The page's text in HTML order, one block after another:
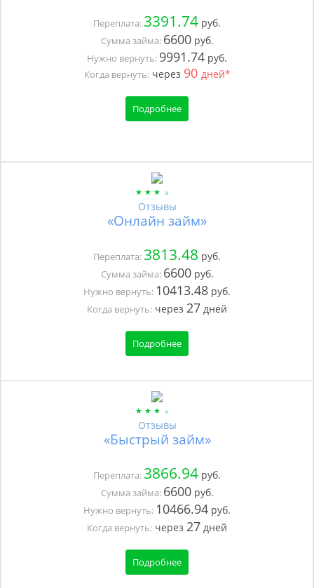
Переплата: 3391.74 руб.
Сумма займа: 6600руб.
Нужно вернуть: 9991.74 руб.
Когда вернуть:через 90 дней*
Подробнее
Отзывы
«Онлайн займ»
Переплата: 3813.48 руб.
Сумма займа: 6600руб.
Нужно вернуть: 10413.48 руб.
Когда вернуть: через 27 дней
Подробнее
Отзывы
«Быстрый займ»
Переплата: 3866.94 руб.
Сумма займа: 6600руб.
Нужно вернуть: 10466.94 руб.
Когда вернуть: через 27 дней
Подробнее